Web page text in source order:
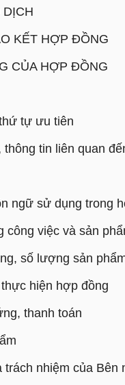
DỊCH
KẾT HỢP ĐỒNG
CỦA HỢP ĐỒNG
tự ưu tiên
tin liên quan
ngữ sử dụng trong
công việc và sản
số lượng sản
hiện hợp đồng
thanh toán
trách nhiệm của Bên